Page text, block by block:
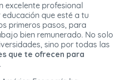
excelente profesional
que esté a tu
primeros pasos, para
bien remunerado. No solo
sino por todas las
que te ofrecen para
.